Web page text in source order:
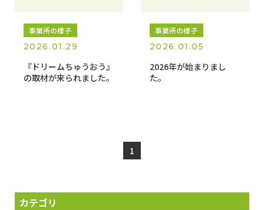
事業所の様子
2026.01.29
『ドリームちゅうおう』
の取材が来られました。
事業所の様子
2026.01.05
2026年が始まりまし
た。
1
カテゴリ